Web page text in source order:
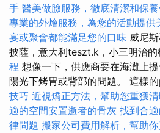
手 醫美做臉服務，徹底清潔和保
專業的外燴服務，為您的活動提供
宴或聚會都能滿足您的口味 威尼
披薩，意大利teszt.k，小三明治的
程 想像一下，供應商要在海灘上
陽光下烤胃或背部的問題。 這樣
技巧 近視矯正方法，幫助您重獲
適的空間安置逝者的骨灰 找到合
律問題 搬家公司費用解析，幫助